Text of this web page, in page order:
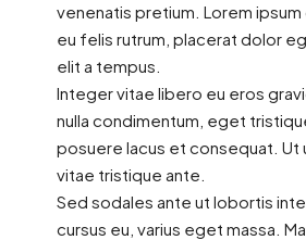
venenatis pretium. Lorem
eu felis rutrum, placerat dolor
elit a tempus.
Integer vitae libero eu eros
nulla condimentum, eget
posuere lacus et consequat. Ut
vitae tristique ante.
Sed sodales ante ut lobortis
cursus eu, varius eget massa.